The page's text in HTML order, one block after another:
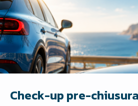
Check-up pre-